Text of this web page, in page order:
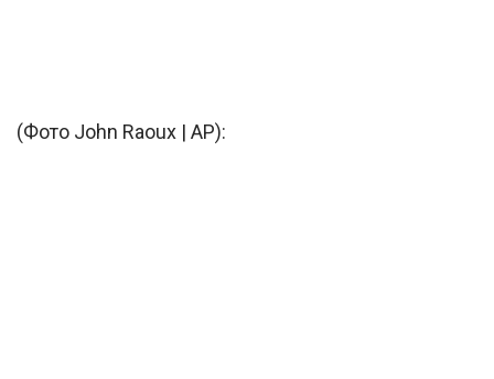
(Фото John Raoux | AP):